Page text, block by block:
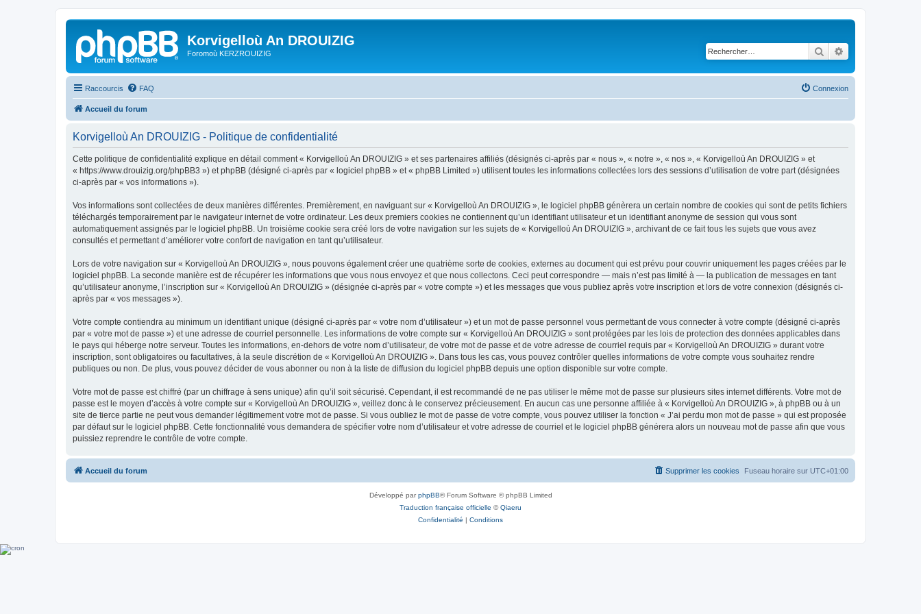
Korvigelloù An DROUIZIG
Foromoù KERZROUIZIG Rechercher
Raccourcis FAQ Connexion
Accueil du forum
Korvigelloù An DROUIZIG - Politique de confidentialité
Cette politique de confidentialité explique en détail comment « Korvigelloù An DROUIZIG » et ses partenaires affiliés (désignés ci-après par « nous », « notre », « nos », « Korvigelloù An DROUIZIG » et
« https://www.drouizig.org/phpBB3 ») et phpBB (désigné ci-après par « logiciel phpBB » et « phpBB Limited ») utilisent toutes les informations collectées lors des sessions d’utilisation de votre part (désignées
ci-après par « vos informations »).
Vos informations sont collectées de deux manières différentes. Premièrement, en naviguant sur « Korvigelloù An DROUIZIG », le logiciel phpBB génèrera un certain nombre de cookies qui sont de petits fichiers
téléchargés temporairement par le navigateur internet de votre ordinateur. Les deux premiers cookies ne contiennent qu’un identifiant utilisateur et un identifiant anonyme de session qui vous sont
automatiquement assignés par le logiciel phpBB. Un troisième cookie sera créé lors de votre navigation sur les sujets de « Korvigelloù An DROUIZIG », archivant de ce fait tous les sujets que vous avez
consultés et permettant d’améliorer votre confort de navigation en tant qu’utilisateur.
Lors de votre navigation sur « Korvigelloù An DROUIZIG », nous pouvons également créer une quatrième sorte de cookies, externes au document qui est prévu pour couvrir uniquement les pages créées par le
logiciel phpBB. La seconde manière est de récupérer les informations que vous nous envoyez et que nous collectons. Ceci peut correspondre — mais n’est pas limité à — la publication de messages en tant
qu’utilisateur anonyme, l’inscription sur « Korvigelloù An DROUIZIG » (désignée ci-après par « votre compte ») et les messages que vous publiez après votre inscription et lors de votre connexion (désignés ci-
après par « vos messages »).
Votre compte contiendra au minimum un identifiant unique (désigné ci-après par « votre nom d’utilisateur ») et un mot de passe personnel vous permettant de vous connecter à votre compte (désigné ci-après
par « votre mot de passe ») et une adresse de courriel personnelle. Les informations de votre compte sur « Korvigelloù An DROUIZIG » sont protégées par les lois de protection des données applicables dans
le pays qui héberge notre serveur. Toutes les informations, en-dehors de votre nom d’utilisateur, de votre mot de passe et de votre adresse de courriel requis par « Korvigelloù An DROUIZIG » durant votre
inscription, sont obligatoires ou facultatives, à la seule discrétion de « Korvigelloù An DROUIZIG ». Dans tous les cas, vous pouvez contrôler quelles informations de votre compte vous souhaitez rendre
publiques ou non. De plus, vous pouvez décider de vous abonner ou non à la liste de diffusion du logiciel phpBB depuis une option disponible sur votre compte.
Votre mot de passe est chiffré (par un chiffrage à sens unique) afin qu’il soit sécurisé. Cependant, il est recommandé de ne pas utiliser le même mot de passe sur plusieurs sites internet différents. Votre mot de
passe est le moyen d’accès à votre compte sur « Korvigelloù An DROUIZIG », veillez donc à le conservez précieusement. En aucun cas une personne affiliée à « Korvigelloù An DROUIZIG », à phpBB ou à un
site de tierce partie ne peut vous demander légitimement votre mot de passe. Si vous oubliez le mot de passe de votre compte, vous pouvez utiliser la fonction « J’ai perdu mon mot de passe » qui est proposée
par défaut sur le logiciel phpBB. Cette fonctionnalité vous demandera de spécifier votre nom d’utilisateur et votre adresse de courriel et le logiciel phpBB générera alors un nouveau mot de passe afin que vous
puissiez reprendre le contrôle de votre compte.
Accueil du forum Fuseau horaire sur UTC+01:00
Supprimer les cookies
Développé parphpBB® Forum Software © phpBB Limited
Traduction française officielle ©Qiaeru
Confidentialité | Conditions